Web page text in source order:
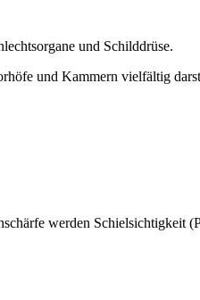
und Schilddrüse.
und Kammern vielfältig
werden Schielsichtigkeit